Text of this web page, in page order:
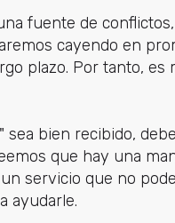
fuente de
cayendo en
plazo. Por tanto,
sea bien recibido,
que hay una
servicio que no
ayudarle.